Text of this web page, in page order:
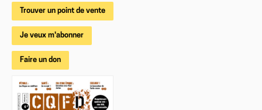
Trouver un point de vente
Je veux m'abonner
Faire un don